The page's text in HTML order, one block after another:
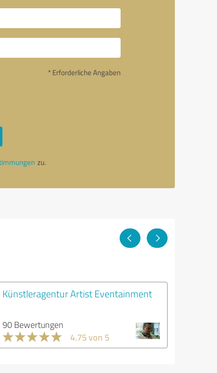
* Erforderliche Angaben
zu.
Künstleragentur Artist Eventainment
90 Bewertungen
4.75 von 5